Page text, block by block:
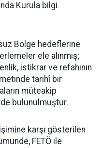
Kurula bilgi
Bölge hedeflerine
ele alınmış;
istikrar ve refahının
tarihî bir
müteakip
bulunulmuştur.
karşı gösterilen
FETÖ ile